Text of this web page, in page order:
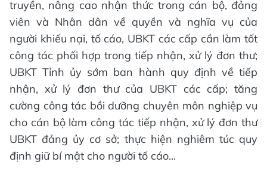
truyền, nâng cao nhận thức trong cán bộ, đảng
viên và Nhân dân về quyền và nghĩa vụ của
người khiếu nại, tố cáo, UBKT các cấp cần làm tốt
công tác phối hợp trong tiếp nhận, xử lý đơn thư;
UBKT Tỉnh ủy sớm ban hành quy định về tiếp
nhận, xử lý đơn thư của UBKT các cấp; tăng
cường công tác bồi dưỡng chuyên môn nghiệp vụ
cho cán bộ làm công tác tiếp nhận, xử lý đơn thư
UBKT đảng ủy cơ sở; thực hiện nghiêm túc quy
định giữ bí mật cho người tố cáo...